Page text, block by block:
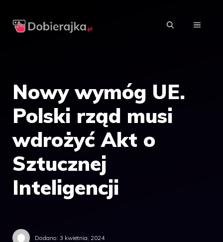
MENU
Nowy wymóg UE.
Polski rząd musi
wdrożyć Akt o
Sztucznej
Inteligencji
Dodano: 3 kwietnia, 2024